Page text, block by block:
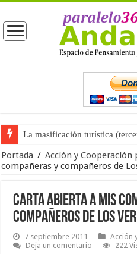
La masificación turística
La opinión pública ante las
Portada / Acción y Cooperación
compañeras y compañeros de
Carta abierta a mis
compañeros de Los
7 septiembre 2011 Acción
Deja un comentario
222